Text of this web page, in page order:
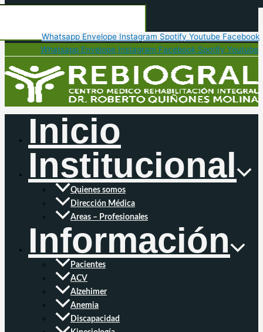
Whatsapp Envelope Instagram Spotify Youtube Facebook
Whatsapp Envelope Instagram Facebook Spotify Youtube
Inicio
Institucional
Quienes somos
Dirección Médica
Areas – Profesionales
Información
Pacientes
ACV
Alzehimer
Anemia
Discapacidad